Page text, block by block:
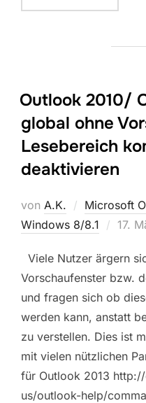
Outlook 2010/
global ohne
Lesebereich
deaktivieren
von A.K. Microsoft
Windows 8/8.1
17.
Viele Nutzer ärgern
Vorschaufenster bzw.
und fragen sich ob
werden kann, anstatt
zu verstellen. Dies ist
mit vielen nützlichen
für Outlook 2013
us/outlook-help/